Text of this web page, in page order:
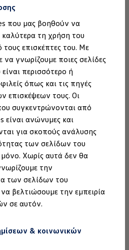
που μας βοηθούν να
τη χρήση του
επισκέπτες του. Με
γνωρίζουμε ποιες σελίδες
περισσότερο ή
όπως και τις πηγές
επισκέψεων τους. Οι
συγκεντρώνονται από
είναι ανώνυμες και
για σκοπούς ανάλυσης
των σελίδων του
Χωρίς αυτά δεν θα
την
των σελίδων του
βελτιώσουμε την εμπειρία
σε αυτόν.
& κοινωνικών
Living
Auto Credit
Classic Credit
After Sales
ανταλλακτικά
& ΚΤΕΟ
& έλεγχοι
κινητήρα και υγρά
ελαστικά
Service
Volkswagen
Volkswagen
Volkswagen ειδικά για κάθε
εξωτερική προστασία
και αποσκευών
ηλεκτρονικές συσκευές
σταθμός φόρτισης και καλώδια
Volkswagen, σύνδεση και
τηλεφώνου και οχήματος
Δεδομένων
Imprint
Τρίτων
και νομικά κείμενα)
EU Data Act